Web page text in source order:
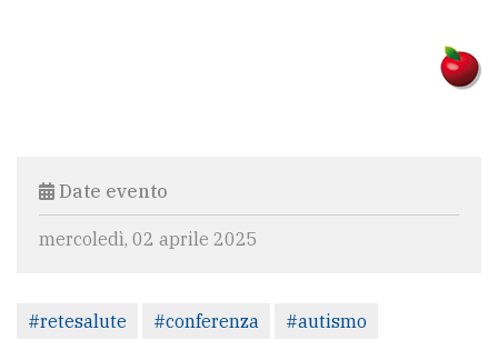
Privacy
Date evento
mercoledì, 02 aprile 2025
#retesalute #conferenza #autismo